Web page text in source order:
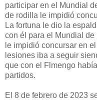
participar en el Mundial
de rodilla le impidió
La fortuna le dio la
con él para el Mundial
le impidió concursar en
lesiones iba a seguir
que con el Flmengo
partidos.
El 8 de febrero de 2023